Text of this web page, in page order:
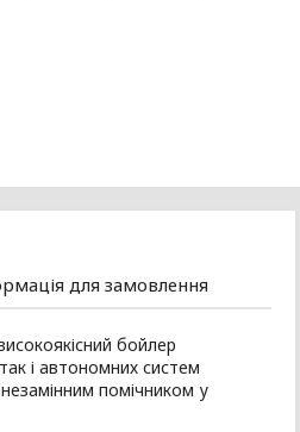
для замовлення
бойлер
і автономних систем
помічником у